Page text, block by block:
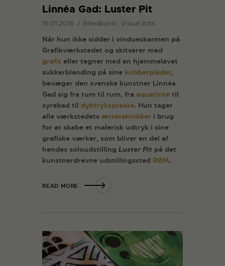
Linnéa Gad: Luster Pit
16.01.2018 Billedkunst, Visual Arts
Når hun ikke sidder i vindueskarmen på
Grafikværkstedet og skitserer med
grafit eller tegner med en hjemmelavet
sukkerblanding på sine kobberplader,
bevæger den svenske kunstner Linnéa
Gad sig fra rum til rum, fra aquatinte til
syrebad til dybtrykspresse. Hun tager
alle værkstedets ætseteknikker i brug
for at skabe et malerisk udtryk i sine
grafiske værker, som bliver en del af
hendes soloudstilling Luster Pit på det
kunstnerdrevne udstillingssted RØM.
READ MORE